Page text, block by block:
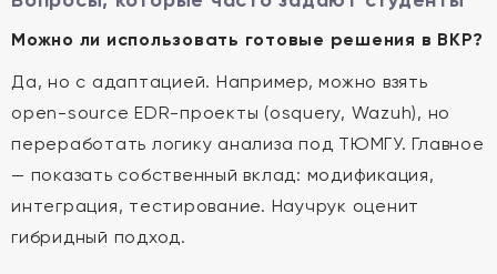
Можно ли использовать готовые решения в ВКР?
Да, но с адаптацией. Например, можно взять
open-source EDR-проекты (osquery, Wazuh), но
переработать логику анализа под ТЮМГУ. Главное
— показать собственный вклад: модификация,
интеграция, тестирование. Научрук оценит
гибридный подход.